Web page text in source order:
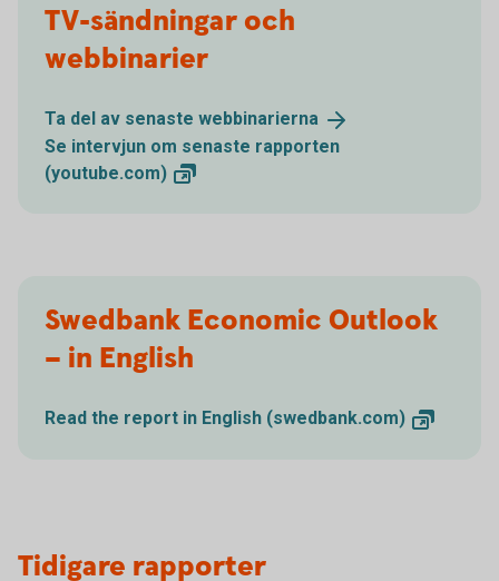
TV-sändningar och
webbinarier
Ta del av senaste webbinarierna
Se intervjun om senaste rapporten
(youtube.com)
Swedbank Economic Outlook
– in English
Read the report in English (swedbank.com)
Tidigare rapporter